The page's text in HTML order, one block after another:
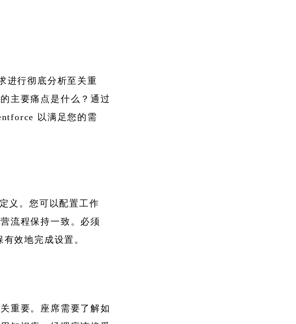
进行彻底分析至关重
主要痛点是什么？通过
以满足您的需
义。您可以配置工作
流程保持一致。必须
效地完成设置。
重要。座席需要了解如